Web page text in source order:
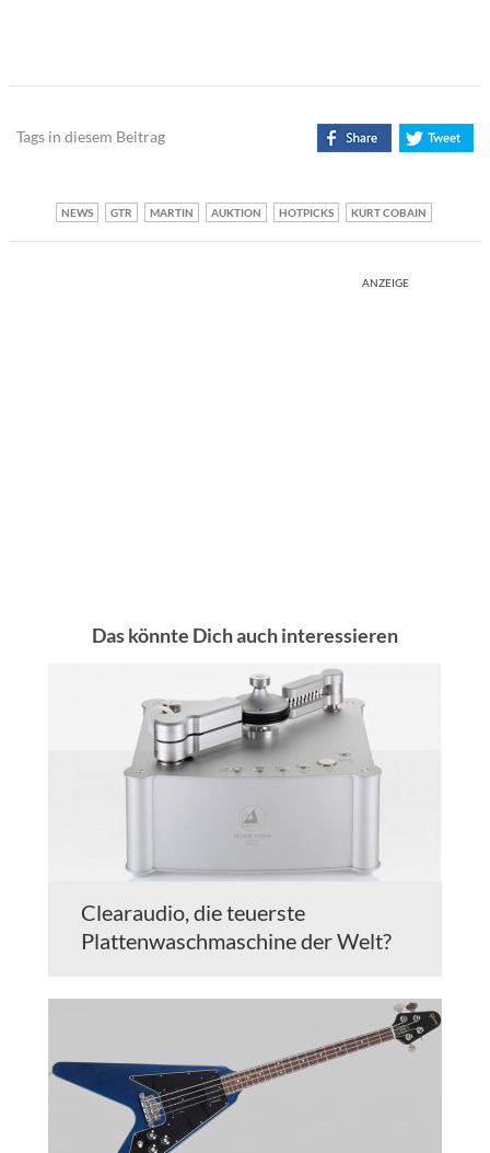
Tags in diesem Beitrag
NEWS GTR MARTIN AUKTION HOTPICKS KURT COBAIN
ANZEIGE
Das könnte Dich auch interessieren
Clearaudio, die teuerste
Plattenwaschmaschine der Welt?